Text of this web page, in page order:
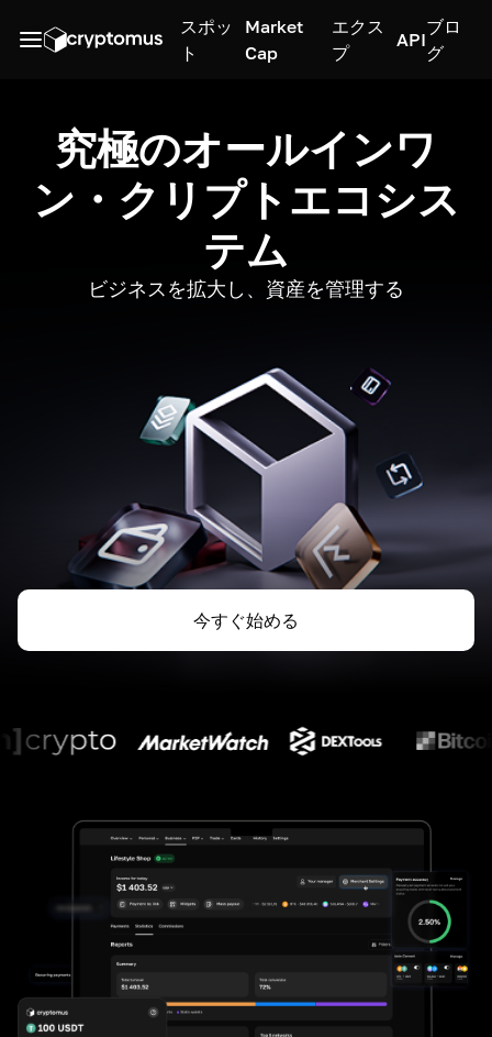
スポッ
ト
Market
Cap
エクス
プ
API
ブロ
グ
究極のオールインワ
ン・クリプトエコシス
テム
ビジネスを拡大し、資産を管理する
今すぐ始める